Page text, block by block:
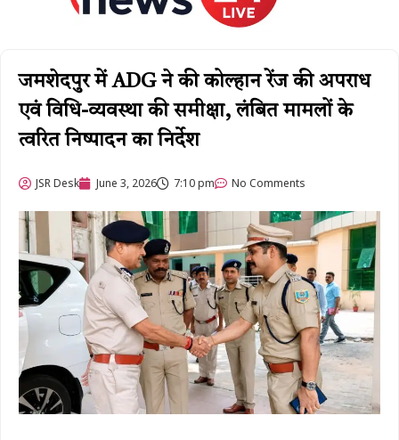
जमशेदपुर में ADG ने की कोल्हान रेंज की अपराध
एवं विधि-व्यवस्था की समीक्षा, लंबित मामलों के
त्वरित निष्पादन का निर्देश
JSR Desk June 3, 2026 7:10 pm No Comments